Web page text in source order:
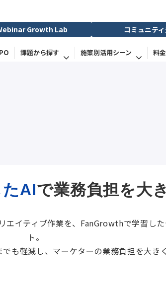
Growth Lab コミュニテ
課題から探す 施策別活用シーン 料
AIで業務負担を大
イティブ作業を、FanGrowthで学習し
ト。
も軽減し、マーケターの業務負担を大き